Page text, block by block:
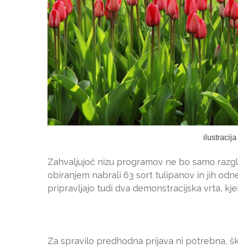
Zahvaljujoč nizu programov ne bo samo
obiranjem nabrali 63 sort tulipanov in jih
pripravljajo tudi dva demonstracijska vrta,
Za spravilo predhodna prijava ni potrebna,